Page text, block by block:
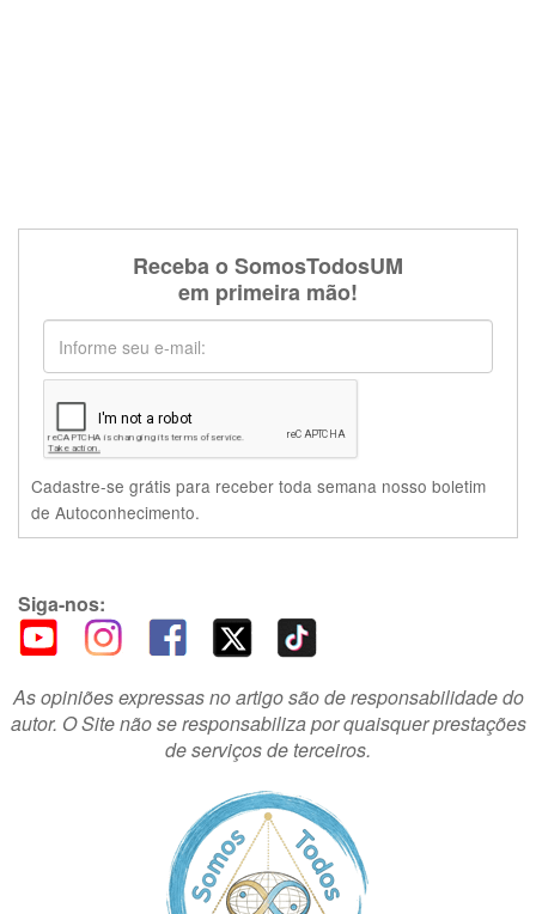
Receba o SomosTodosUM
em primeira mão!
Cadastre-se grátis para receber toda semana nosso boletim
de Autoconhecimento.
Siga-nos:
As opiniões expressas no artigo são de responsabilidade do
autor. O Site não se responsabiliza por quaisquer prestações
de serviços de terceiros.